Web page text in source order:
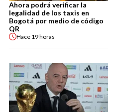
Ahora podrá verificar la
legalidad de los taxis en
Bogotá por medio de código
QR
Hace 19 horas